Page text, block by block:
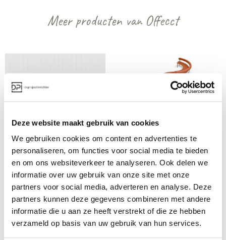
Deze website maakt gebruik van cookies
We gebruiken cookies om content en advertenties te
personaliseren, om functies voor social media te bieden
en om ons websiteverkeer te analyseren. Ook delen we
informatie over uw gebruik van onze site met onze
partners voor social media, adverteren en analyse. Deze
partners kunnen deze gegevens combineren met andere
informatie die u aan ze heeft verstrekt of die ze hebben
verzameld op basis van uw gebruik van hun services.
Meer producten van Offecct
Offecct Soundsticks
akoestische
roomdivider
Vanaf €€€
Offecct Font
banksysteem
Vanaf €€
Bekijk alles van Offecct